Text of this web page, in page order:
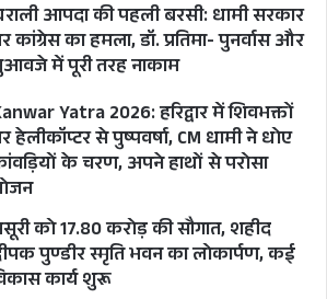
IN RAIPUR DEHRADUN
SINGH DHAMI
UTTARAKHAND
आपदा की पहली बरसी: धामी सरकार
कांग्रेस का हमला, डॉ. प्रतिमा- पुनर्वास और
में पूरी तरह नाकाम
Yatra 2026: हरिद्वार में शिवभक्तों
हेलीकॉप्टर से पुष्पवर्षा, CM धामी ने धोए
के चरण, अपने हाथों से परोसा
को 17.80 करोड़ की सौगात, शहीद
पुण्डीर स्मृति भवन का लोकार्पण, कई
कार्य शुरू